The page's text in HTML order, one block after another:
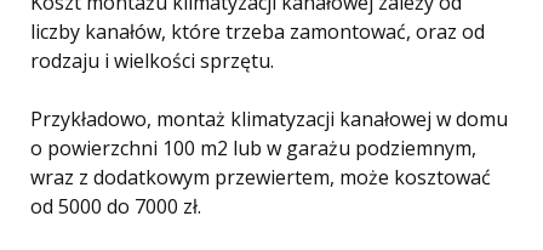
liczby kanałów, które trzeba zamontować, oraz od
rodzaju i wielkości sprzętu.
Przykładowo, montaż klimatyzacji kanałowej w domu
o powierzchni 100 m2 lub w garażu podziemnym,
wraz z dodatkowym przewiertem, może kosztować
od 5000 do 7000 zł.